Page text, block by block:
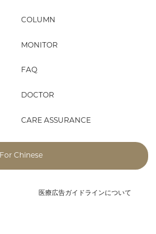
COLUMN
MONITOR
FAQ
DOCTOR
CARE ASSURANCE
For Chinese
医療広告ガイドラインについて